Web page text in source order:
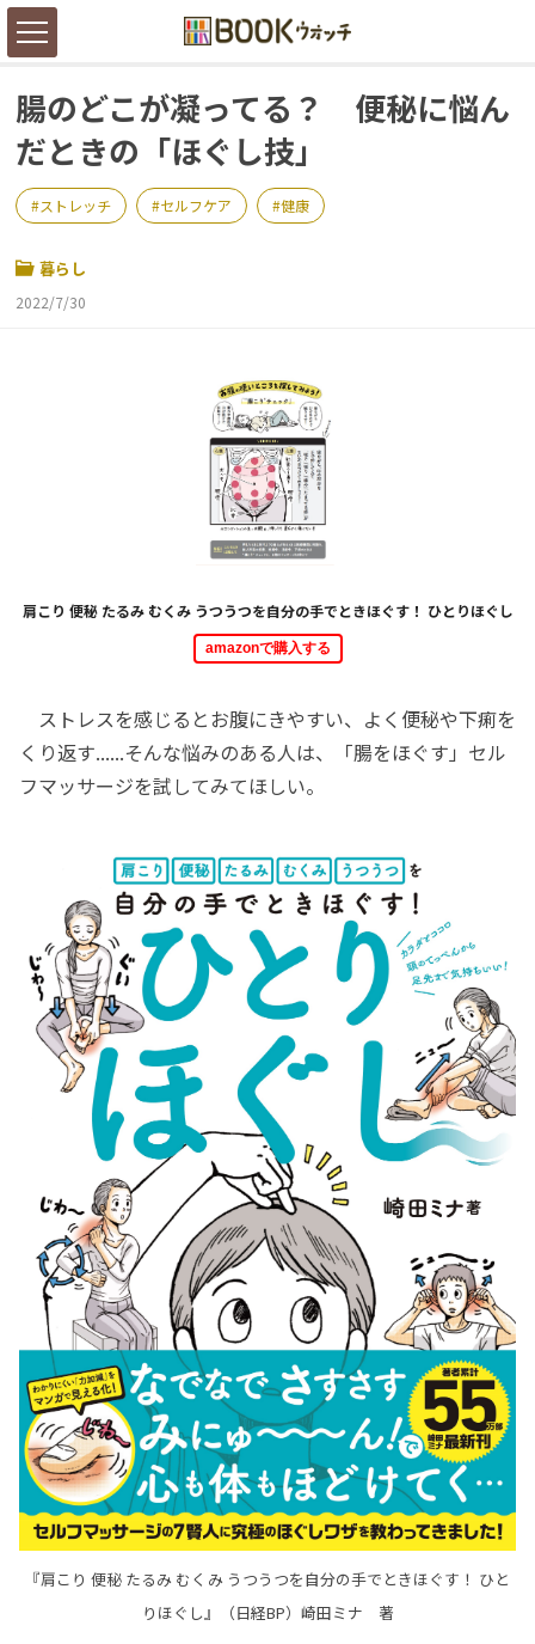
腸のどこが凝ってる？ 便秘に悩ん
だときの「ほぐし技」
ストレッチ セルフケア 健康
暮らし
2022/7/30
肩こり 便秘 たるみ むくみ うつうつを自分の手でときほぐす！ ひとりほぐし
amazonで購入する
ストレスを感じるとお腹にきやすい、よく便秘や下痢を
くり返す......そんな悩みのある人は、「腸をほぐす」セル
フマッサージを試してみてほしい。
『肩こり 便秘 たるみ むくみ うつうつを自分の手でときほぐす！ ひと
りほぐし』（日経BP）崎田ミナ 著